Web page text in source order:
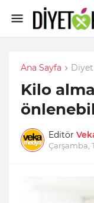
Ana Sayfa
Kilo
Editör
Çarşamba,